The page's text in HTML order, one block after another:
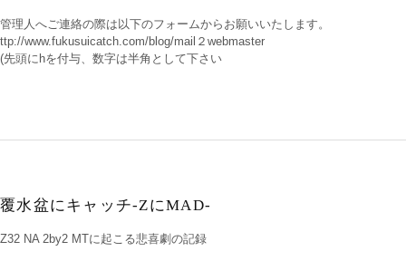
管理人へご連絡の際は以下のフォームからお願いいたします。
ttp://www.fukusuicatch.com/blog/mail２webmaster
(先頭にhを付与、数字は半角として下さい
覆水盆にキャッチ-ZにMAD-
Z32 NA 2by2 MTに起こる悲喜劇の記録